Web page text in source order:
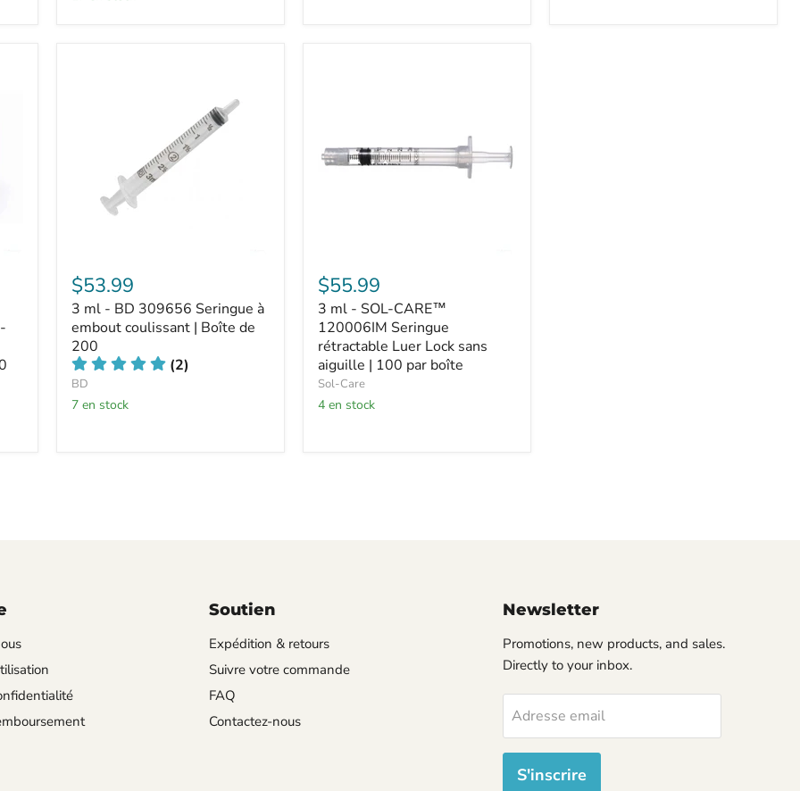
$53.99
3 ml - BD 309656 Seringue à
embout coulissant | Boîte de
200
(2)
BD
7 en stock
$55.99
3 ml - SOL-CARE™
120006IM Seringue
rétractable Luer Lock sans
aiguille | 100 par boîte
Sol-Care
4 en stock
Soutien
Expédition & retours
Suivre votre commande
FAQ
Contactez-nous
Newsletter
Promotions, new products, and sales.
Directly to your inbox.
Adresse email
S'inscrire